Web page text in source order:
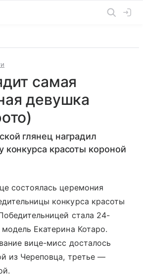
самая
девушка
глянец наградил
конкурса красоты короной
состоялась церемония
конкурса красоты
стала 24-
Екатерина Котаро.
вице-мисс досталось
из Череповца, третье —